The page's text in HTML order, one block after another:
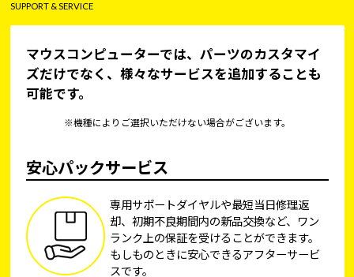
SUPPORT & SERVICE
マウスコンピューターでは、パーツのカスタマイ
ズだけでなく、様々なサービスを追加することも
可能です。
※機種によりご選択いただけない場合がございます。
安心パックサービス
専用サポートダイヤルや最短当日修理返
却、初期不良期間内の新品交換など、ワン
ランク上の保証を受けることができます。
もしものときに安心できるアフターサービ
スです。